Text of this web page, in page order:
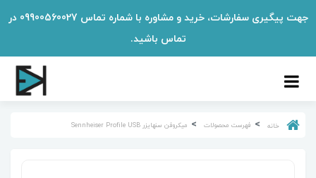
جهت پیگیری سفارشات، خرید و مشاوره با شماره تماس 09900560027 در
تماس باشید.
خانه فهرست محصولات میکروفن سنهایزر Sennheiser Profile USB